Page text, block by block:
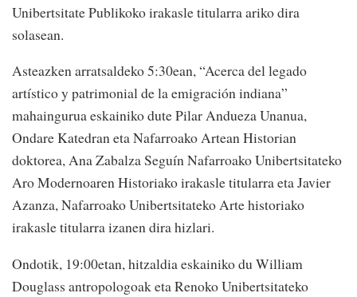
Unibertsitate Publikoko irakasle titularra ariko dira
solasean.
Asteazken arratsaldeko 5:30ean, “Acerca del legado
artístico y patrimonial de la emigración indiana”
mahaingurua eskainiko dute Pilar Andueza Unanua,
Ondare Katedran eta Nafarroako Artean Historian
doktorea, Ana Zabalza Seguín Nafarroako Unibertsitateko
Aro Modernoaren Historiako irakasle titularra eta Javier
Azanza, Nafarroako Unibertsitateko Arte historiako
irakasle titularra izanen dira hizlari.
Ondotik, 19:00etan, hitzaldia eskainiko du William
Douglass antropologoak eta Renoko Unibertsitateko